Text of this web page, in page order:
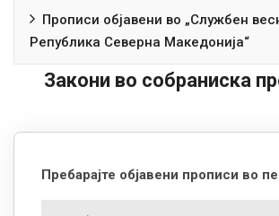
Прописи објавени во „Службен
Република Северна Македонија“
Закони во собраниска
Пребарајте објавени прописи во